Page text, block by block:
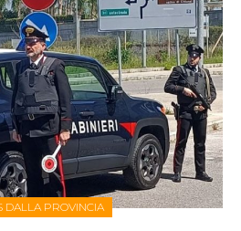
DALLA PROVINCIA